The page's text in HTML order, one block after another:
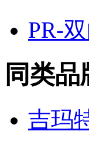
PR-
同类品
吉玛